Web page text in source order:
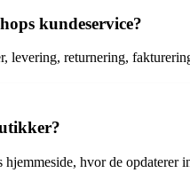
kundeservice?
returnering,
hvor de opdaterer